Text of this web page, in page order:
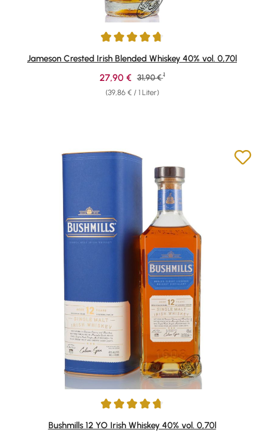
Durchschnittliche Bewertung von 4.81 von 5 Sternen
Jameson Crested Irish Blended Whiskey 40% vol. 0,70l
(39,86 € / 1 Liter)
Verkaufspreis:
27,90 € Regulärer Preis:
31,90 € 1
Durchschnittliche Bewertung von 4.86 von 5 Sternen
Bushmills 12 YO Irish Whiskey 40% vol. 0,70l